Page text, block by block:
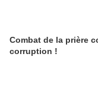
Combat de la prière
corruption !